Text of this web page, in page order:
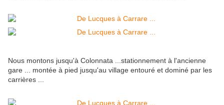
Nous montons jusqu'à Colonnata ...stationnement à l'ancienne
gare ... montée à pied jusqu'au village entouré et dominé par les
carrières ...